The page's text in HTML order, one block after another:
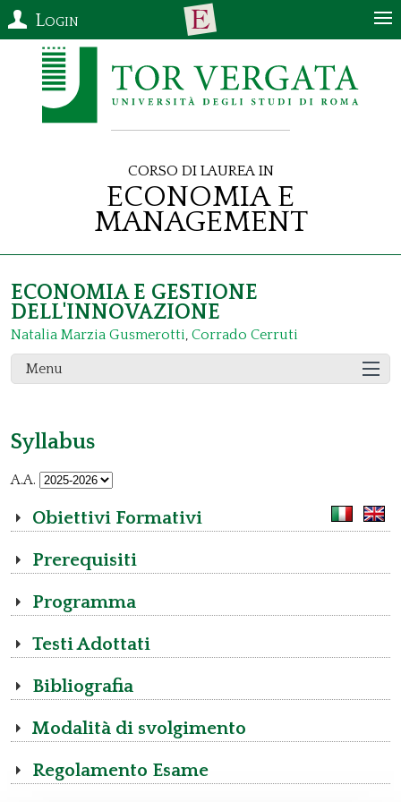
Login
Corso di Laurea in
Economia e
Management
ECONOMIA E GESTIONE
DELL'INNOVAZIONE
Natalia Marzia Gusmerotti, Corrado Cerruti
Menu
Syllabus
A.A.
Obiettivi Formativi
Prerequisiti
Programma
Testi Adottati
Bibliografia
Modalità di svolgimento
Regolamento Esame